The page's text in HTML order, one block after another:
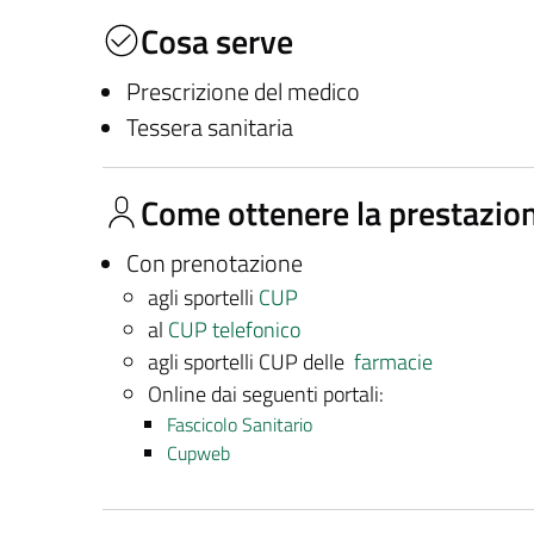
Cosa serve
Prescrizione del medico
Tessera sanitaria
Come ottenere la
Con prenotazione
agli sportelli CUP
al CUP telefonico
agli sportelli CUP delle farmacie
Online dai seguenti portali:
Fascicolo Sanitario
Cupweb